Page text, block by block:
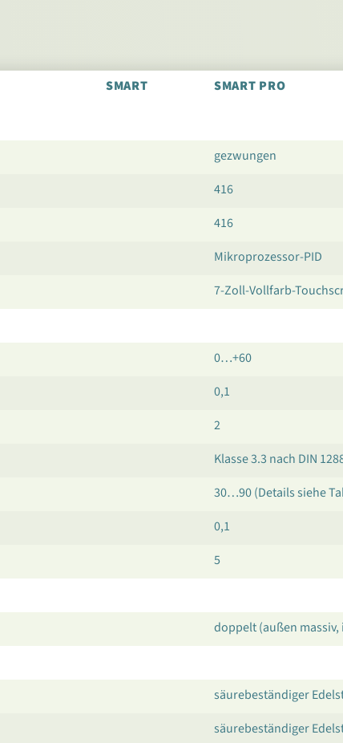
SMART SMART PRO
gezwungen
416
416
Mikroprozessor-PID
7-Zoll-Vollfarb-
0…+60
0,1
2
Klasse 3.3 nach DIN
30…90 (Details siehe
0,1
5
doppelt (außen
säurebeständiger
säurebeständiger